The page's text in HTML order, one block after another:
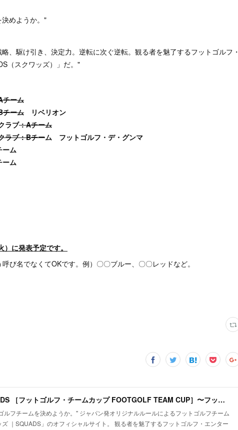
めようか。"
、駆け引き、決定力。逆転に次ぐ逆転。観る者を魅了するフットゴルフ・
（スクワッズ）」だ。"
チーム
チーム
リベリオン
ラブ：Aチーム
ラブ：Bチーム フットゴルフ・デ・グンマ
ーム
ーム
に発表予定です。
び名でなくてOKです。例）〇〇ブルー、〇〇レッドなど。
スクワッズ ｜SQUADS ［フットゴルフ・チームカップ FOOTGOLF TEAM CUP］〜フットゴルフチーム日本一決定戦〜
ルフチームを決めようか。" ジャパン発オリジナルルールによるフットゴルフチーム
｜SQUADS」のオフィシャルサイト。 観る者を魅了するフットゴルフ・エンター